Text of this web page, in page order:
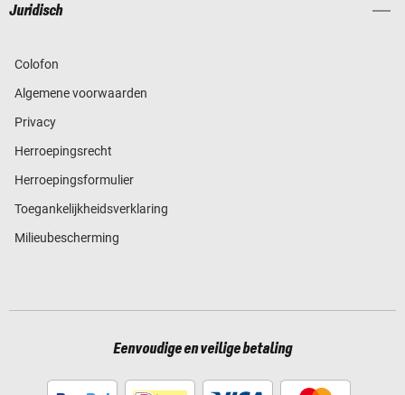
Juridisch
Colofon
Algemene voorwaarden
Privacy
Herroepingsrecht
Herroepingsformulier
Toegankelijkheidsverklaring
Milieubescherming
Eenvoudige en veilige betaling